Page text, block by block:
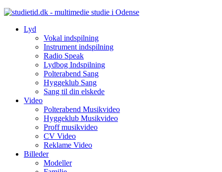
Lyd
Vokal indspilning
Instrument indspilning
Radio Speak
Lydbog Indspilning
Polterabend Sang
Hyggeklub Sang
Sang til din elskede
Video
Polterabend Musikvideo
Hyggeklub Musikvideo
Proff musikvideo
CV Video
Reklame Video
Billeder
Modeller